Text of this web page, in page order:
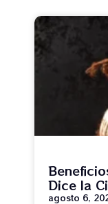
Dice la
agosto 6,